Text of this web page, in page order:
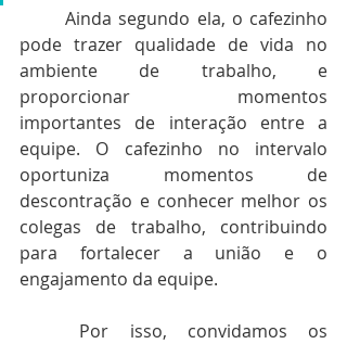
	Ainda segundo ela, o cafezinho
pode trazer qualidade de vida no
ambiente de trabalho, e
proporcionar momentos
importantes de interação entre a
equipe. O cafezinho no intervalo
oportuniza momentos de
descontração e conhecer melhor os
colegas de trabalho, contribuindo
para fortalecer a união e o
engajamento da equipe.